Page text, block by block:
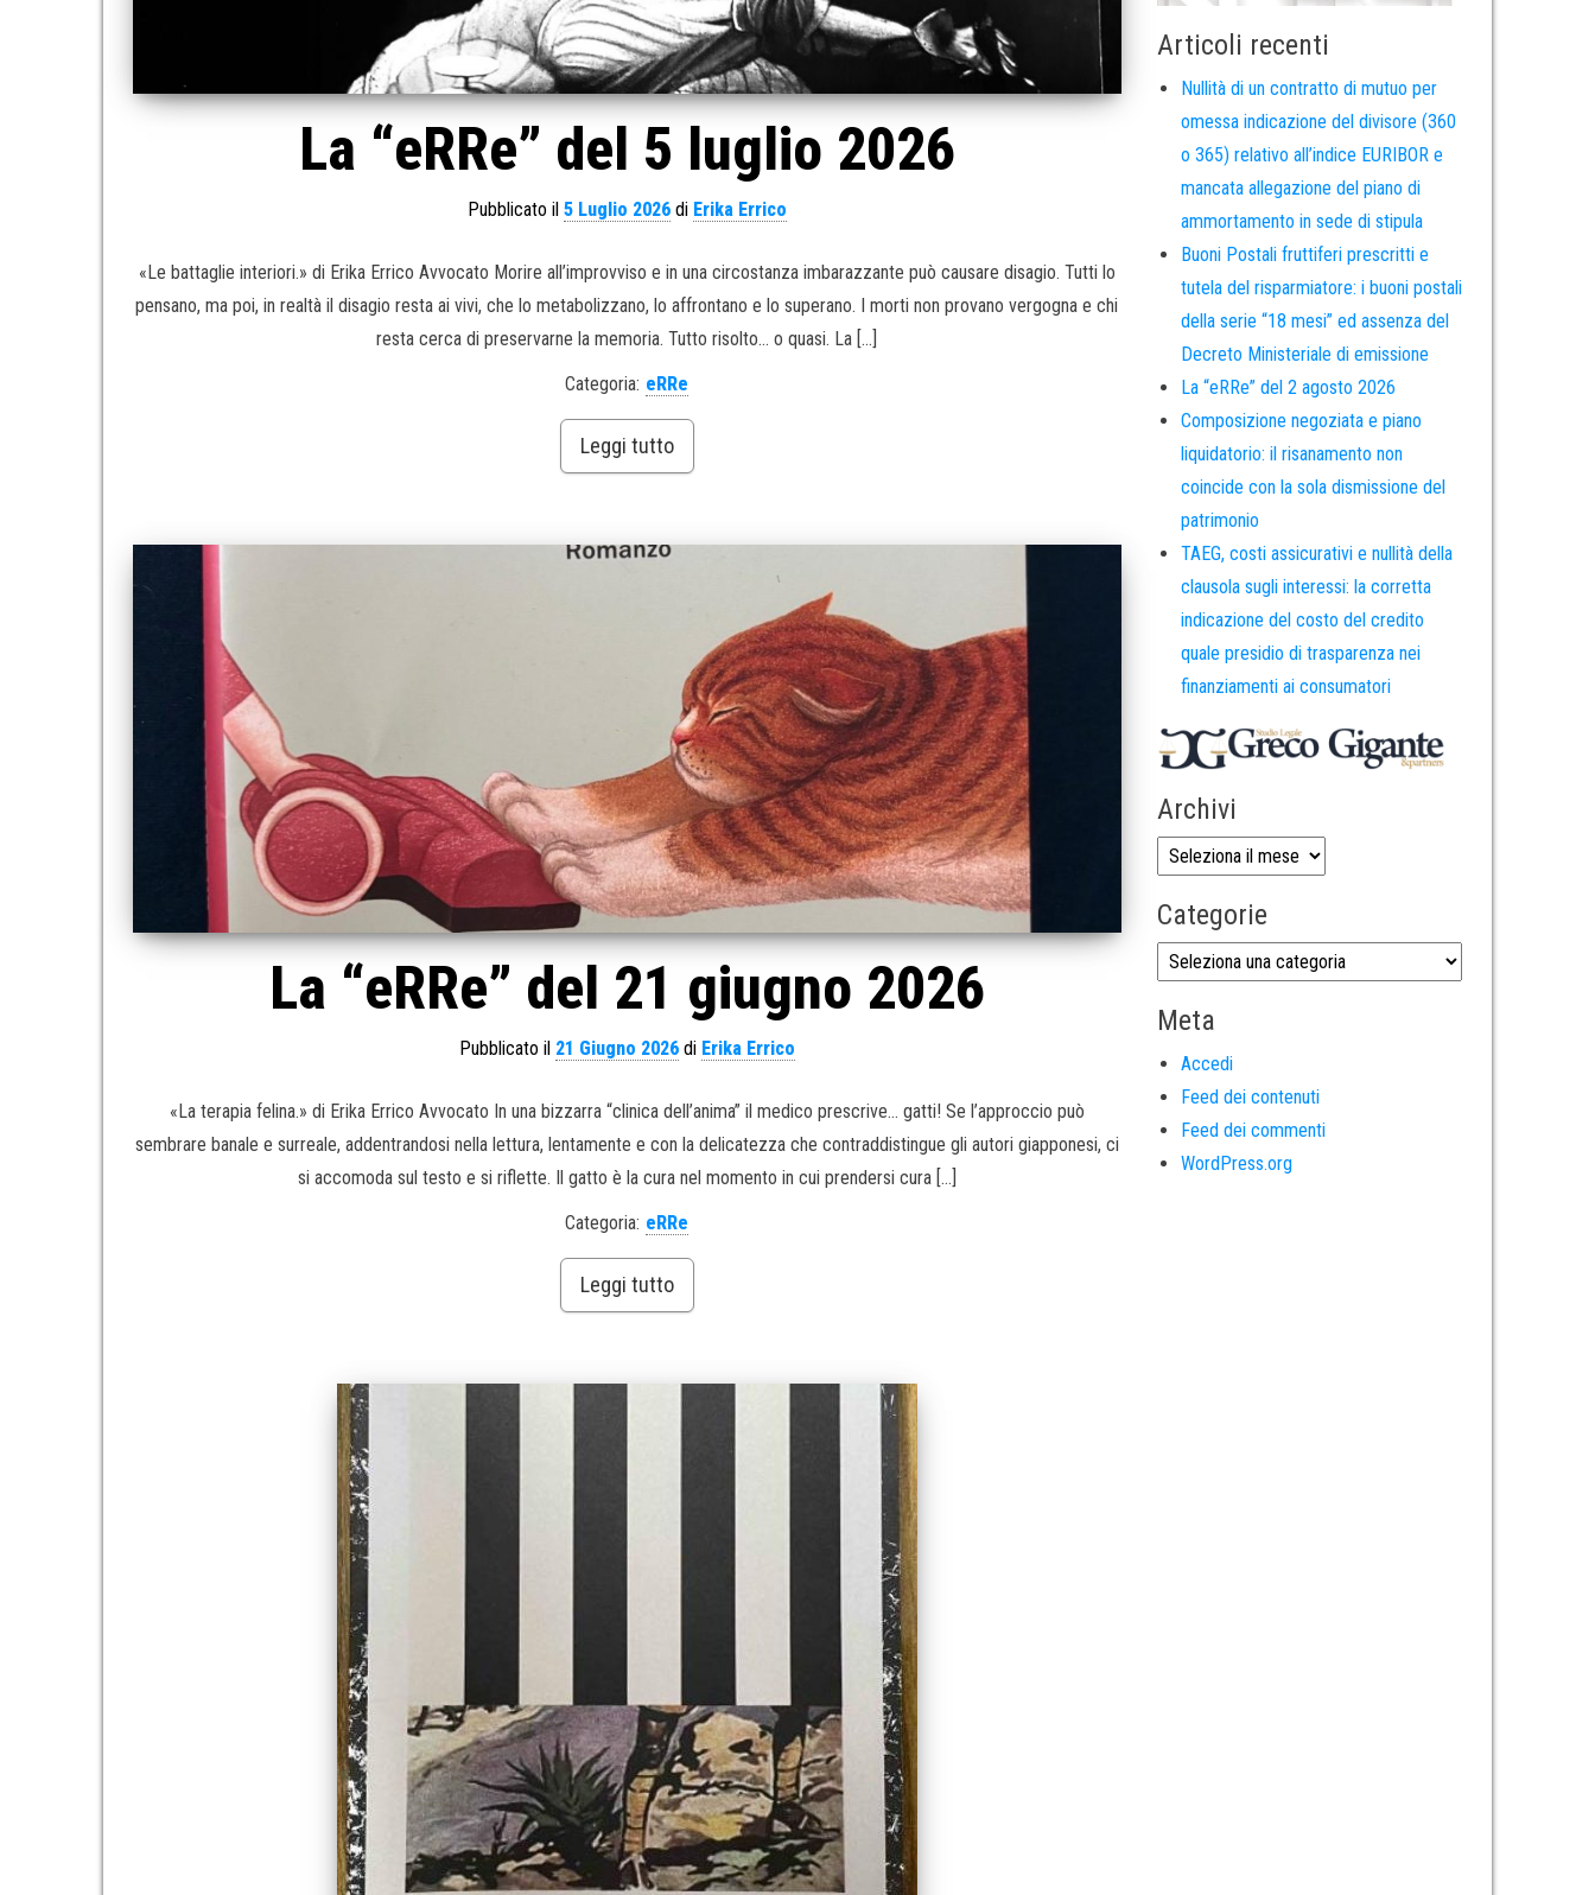
La “eRRe” del 5 luglio 2026
Pubblicato il 5 Luglio 2026di Erika Errico
«Le battaglie interiori.» di Erika Errico Avvocato Morire all’improvviso e in una circostanza imbarazzante può causare disagio. Tutti lo
pensano, ma poi, in realtà il disagio resta ai vivi, che lo metabolizzano, lo affrontano e lo superano. I morti non provano vergogna e chi
resta cerca di preservarne la memoria. Tutto risolto… o quasi. La […]
Categoria: eRRe
Leggi tutto
La “eRRe” del 21 giugno 2026
Pubblicato il 21 Giugno 2026di Erika Errico
«La terapia felina.» di Erika Errico Avvocato In una bizzarra “clinica dell’anima” il medico prescrive… gatti! Se l’approccio può
sembrare banale e surreale, addentrandosi nella lettura, lentamente e con la delicatezza che contraddistingue gli autori giapponesi, ci
si accomoda sul testo e si riflette. Il gatto è la cura nel momento in cui prendersi cura […]
Categoria: eRRe
Leggi tutto
Articoli recenti
Nullità di un contratto di mutuo per
omessa indicazione del divisore (360
o 365) relativo all’indice EURIBOR e
mancata allegazione del piano di
ammortamento in sede di stipula
Buoni Postali fruttiferi prescritti e
tutela del risparmiatore: i buoni postali
della serie “18 mesi” ed assenza del
Decreto Ministeriale di emissione
La “eRRe” del 2 agosto 2026
Composizione negoziata e piano
liquidatorio: il risanamento non
coincide con la sola dismissione del
patrimonio
TAEG, costi assicurativi e nullità della
clausola sugli interessi: la corretta
indicazione del costo del credito
quale presidio di trasparenza nei
finanziamenti ai consumatori
Archivi
Categorie
Meta
Accedi
Feed dei contenuti
Feed dei commenti
WordPress.org